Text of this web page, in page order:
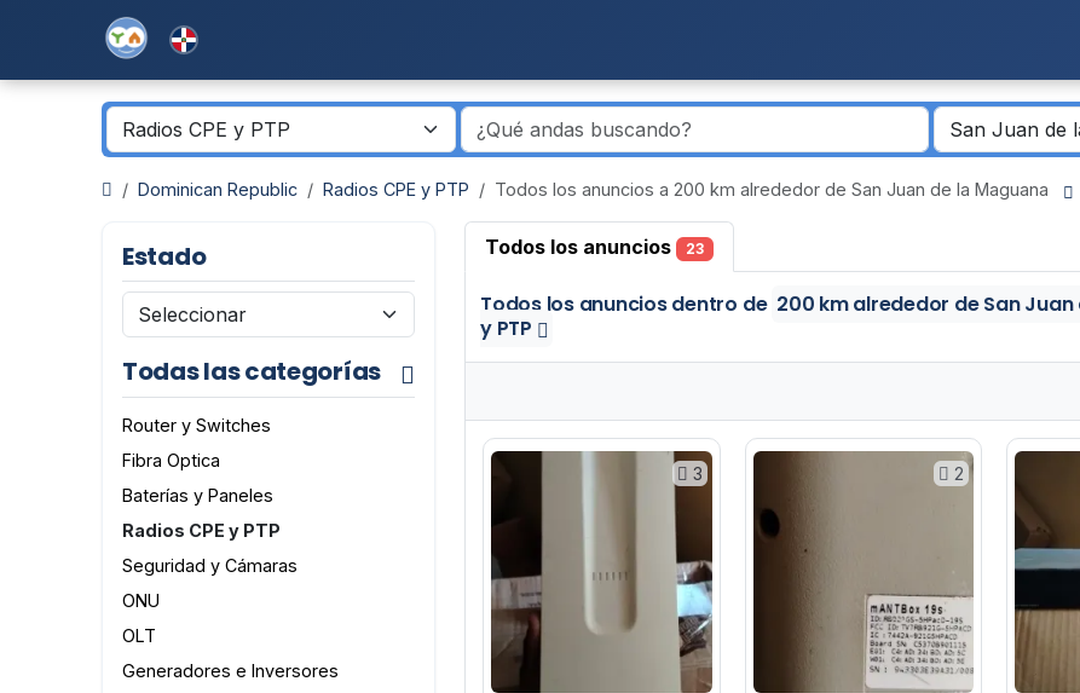
Dominican Republic Radios CPE y PTP Todos los anuncios a 200 km alrededor de San Juan de la Maguana
Estado
Todas las categorías
Router y Switches
Fibra Optica
Baterías y Paneles
Radios CPE y PTP
Seguridad y Cámaras
ONU
OLT
Generadores e Inversores
Todos los anuncios 23
Todos los anunciosdentro de 200 km alrededor de San
y PTP
3 2